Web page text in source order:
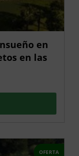
en
en las
OFERTA